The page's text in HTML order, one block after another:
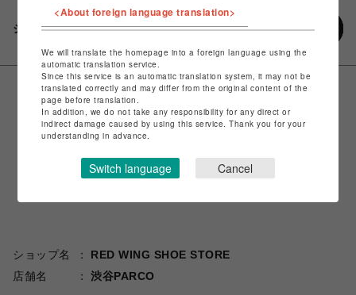
シェアする
ショップ名
RED WING SHOE STORE
店舗名
渋谷PARCO
<About foreign language translation>
We will translate the homepage into a foreign language using the
automatic translation service.
Since this service is an automatic translation system, it may not be
translated correctly and may differ from the original content of the
page before translation.
In addition, we do not take any responsibility for any direct or
indirect damage caused by using this service. Thank you for your
understanding in advance.
Switch language Cancel